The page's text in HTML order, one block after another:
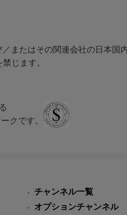
またはその関連会社の日本国
じます。
クです。
チャンネル一覧
オプションチャンネル